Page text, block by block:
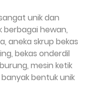
unik dan
berbagai hewan,
aneka skrup bekas
bekas onderdil
mesin ketik
bentuk unik